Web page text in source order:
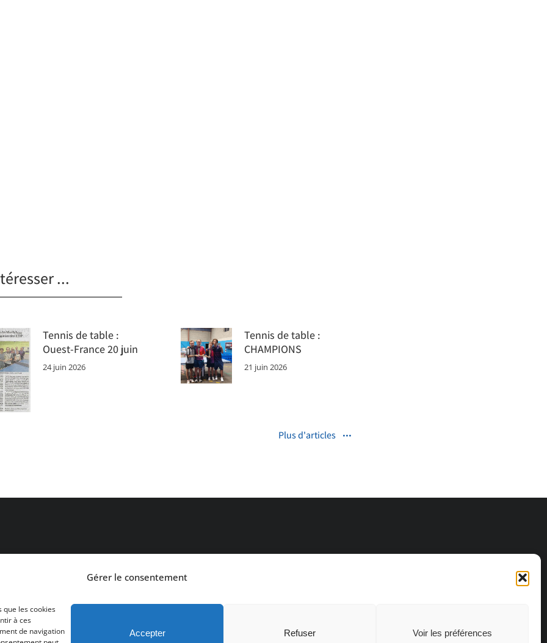
Gérer le consentement
que les cookies
à ces
de navigation
Accepter Refuser Voir les préférences
...
Tennis de table :
Ouest-France 20 juin
24 juin 2026
Tennis de table :
CHAMPIONS
21 juin 2026
Plus d'articles
Contactez-nous par email